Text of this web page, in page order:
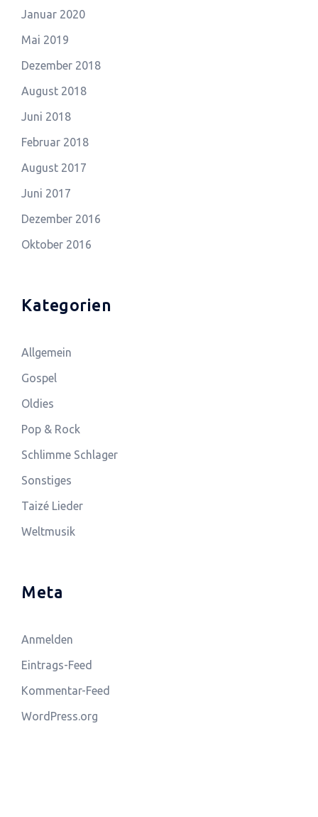
Januar 2020
Mai 2019
Dezember 2018
August 2018
Juni 2018
Februar 2018
August 2017
Juni 2017
Dezember 2016
Oktober 2016
Kategorien
Allgemein
Gospel
Oldies
Pop & Rock
Schlimme Schlager
Sonstiges
Taizé Lieder
Weltmusik
Meta
Anmelden
Eintrags-Feed
Kommentar-Feed
WordPress.org